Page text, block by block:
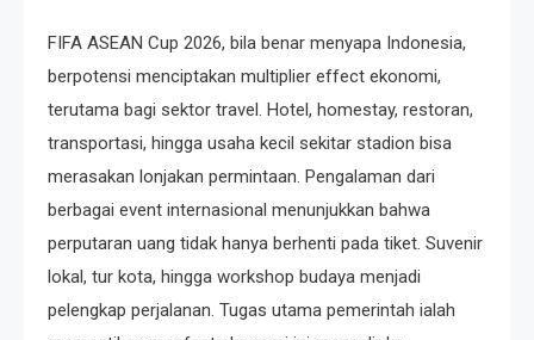
FIFA ASEAN Cup 2026, bila benar menyapa Indonesia,
berpotensi menciptakan multiplier effect ekonomi,
terutama bagi sektor travel. Hotel, homestay, restoran,
transportasi, hingga usaha kecil sekitar stadion bisa
merasakan lonjakan permintaan. Pengalaman dari
berbagai event internasional menunjukkan bahwa
perputaran uang tidak hanya berhenti pada tiket. Suvenir
lokal, tur kota, hingga workshop budaya menjadi
pelengkap perjalanan. Tugas utama pemerintah ialah